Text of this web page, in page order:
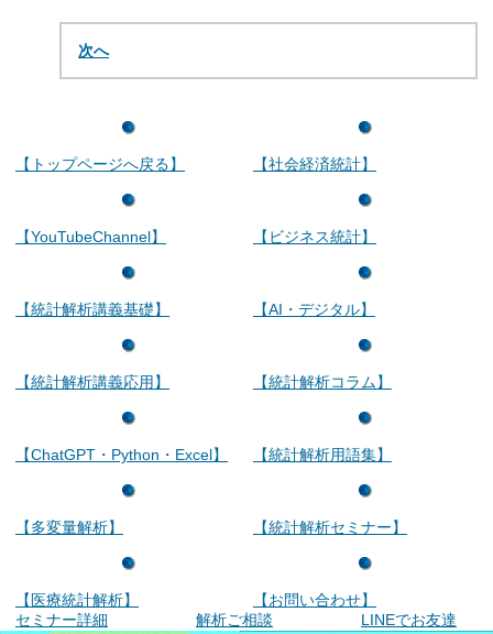
次へ
【トップページへ戻る】
【YouTubeChannel】
【統計解析講義基礎】
【統計解析講義応用】
【ChatGPT・Python・Excel】
【多変量解析】
【医療統計解析】
【社会経済統計】
【ビジネス統計】
【AI・デジタル】
【統計解析コラム】
【統計解析用語集】
【統計解析セミナー】
【お問い合わせ】
セミナー詳細
解析ご相談 LINEでお友達